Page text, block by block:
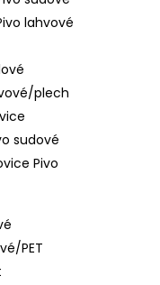
lahvové
plech
sudové
Pivo
PET
LEŽÁK 1L